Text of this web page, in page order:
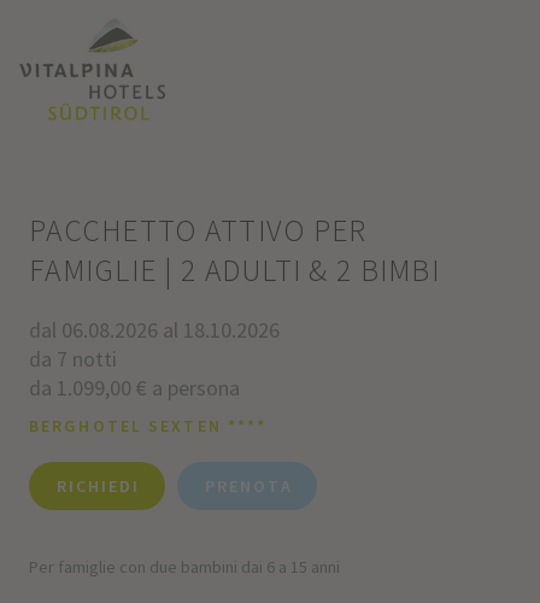
PACCHETTO ATTIVO PER
FAMIGLIE | 2 ADULTI & 2 BIMBI
dal 06.08.2026 al 18.10.2026
da 7 notti
da 1.099,00 € a persona
BERGHOTEL SEXTEN ****
RICHIEDI PRENOTA
Per famiglie con due bambini dai 6 a 15 anni